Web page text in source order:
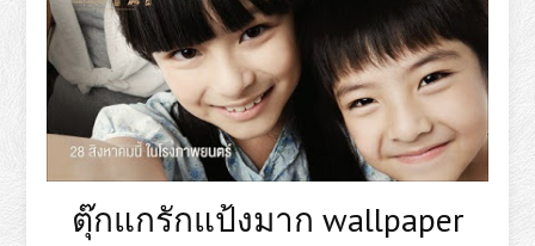
ตุ๊กแกรักแป้งมาก wallpaper